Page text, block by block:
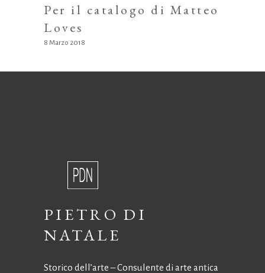
Per il catalogo di Matteo
Loves
8 Marzo 2018
PIETRO DI
NATALE
Storico dell’arte – Consulente di arte antica